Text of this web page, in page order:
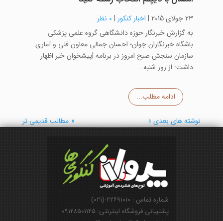
23 جولای 2015 | اخبار کنکور | 0 نظر
به گزارش خبرنگار حوزه دانشگاهی گروه علمی پزشکی
باشگاه خبرنگاران جوان؛ احسان جمالی معاون فنی و آماری
سازمان سنجش صبح امروز در برنامه |پیشخوان خبر اظهار
داشت: از روز شنبه...
ادامه مطلب...
« مطالب قدیمی تر نوشته های بعدی »
شماره تماس : ۲۲۶۹۱۰۱۰-(۰۲۱)
پشتیبانی فروشگاه اینترنتی: ۰۹۱۲۸۵۰۱۱۲۵